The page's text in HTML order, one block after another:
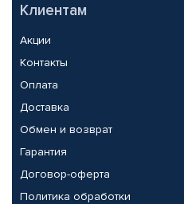
Клиентам
Акции
Контакты
Оплата
Доставка
Обмен и возврат
Гарантия
Договор-оферта
Политика обработки